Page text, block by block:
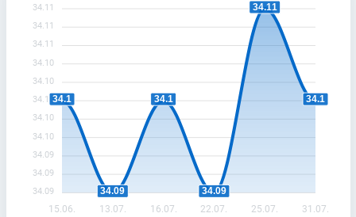
34.11
34.11
34.11
34.10
34.10
34.10
34.10
34.10
34.09
34.09
34.09
34.1
34.09
34.1
34.09
34.11
34.1
15.06. 13.07. 16.07. 22.07. 25.07. 31.07.